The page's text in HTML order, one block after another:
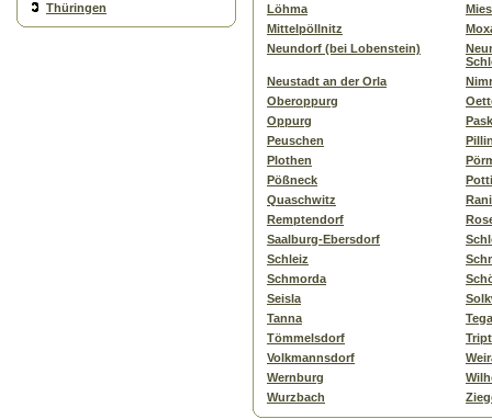
Thüringen
Löhma
Mittelpöllnitz
Neundorf (bei Lobenstein)
Neustadt an der Orla
Oberoppurg
Oppurg
Peuschen
Plothen
Pößneck
Quaschwitz
Remptendorf
Saalburg-Ebersdorf
Schleiz
Schmorda
Seisla
Tanna
Tömmelsdorf
Volkmannsdorf
Wernburg
Wurzbach